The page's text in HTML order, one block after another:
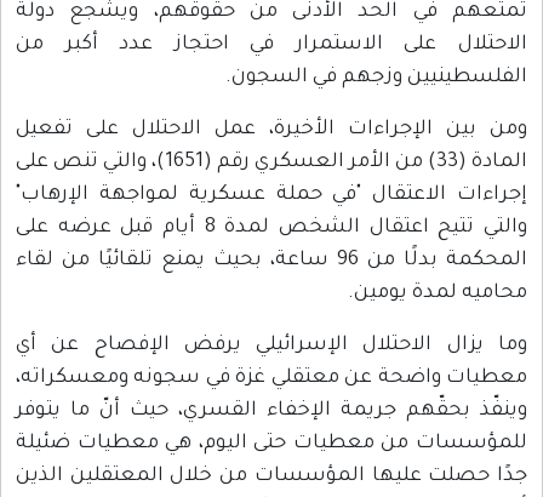
تمتعهم في الحد الأدنى من حقوقهم، ويشجع دولة
الاحتلال على الاستمرار في احتجاز عدد أكبر من
الفلسطينيين وزجهم في السجون.
ومن بين الإجراءات الأخيرة، عمل الاحتلال على تفعيل
المادة (33) من الأمر العسكري رقم (1651)، والتي تنص على
إجراءات الاعتقال "في حملة عسكرية لمواجهة الإرهاب"
والتي تتيح اعتقال الشخص لمدة 8 أيام قبل عرضه على
المحكمة بدلًا من 96 ساعة، بحيث يمنع تلقائيًا من لقاء
محاميه لمدة يومين.
وما يزال الاحتلال الإسرائيلي يرفض الإفصاح عن أي
معطيات واضحة عن معتقلي غزة في سجونه ومعسكراته،
وينفّذ بحقّهم جريمة الإخفاء القسري، حيث أنّ ما يتوفر
للمؤسسات من معطيات حتى اليوم، هي معطيات ضئيلة
جدًا حصلت عليها المؤسسات من خلال المعتقلين الذين